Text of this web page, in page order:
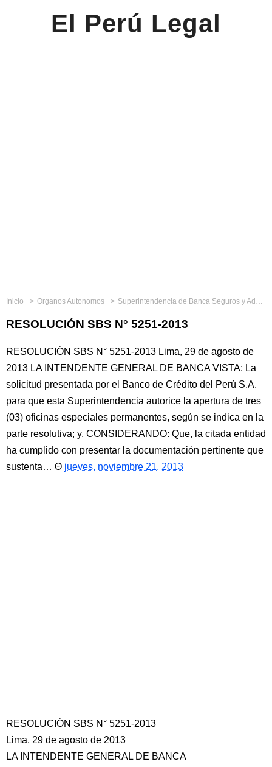
El Perú Legal
Inicio Organos Autonomos Superintendencia de Banca Seguros y Administradoras Privadas de Fondos de Pensiones
RESOLUCIÓN SBS N° 5251-2013
RESOLUCIÓN SBS N° 5251-2013 Lima, 29 de agosto de
2013 LA INTENDENTE GENERAL DE BANCA VISTA: La
solicitud presentada por el Banco de Crédito del Perú S.A.
para que esta Superintendencia autorice la apertura de tres
(03) oficinas especiales permanentes, según se indica en la
parte resolutiva; y, CONSIDERANDO: Que, la citada entidad
ha cumplido con presentar la documentación pertinente que
sustenta…
jueves, noviembre 21, 2013
RESOLUCIÓN SBS N° 5251-2013
Lima, 29 de agosto de 2013
LA INTENDENTE GENERAL DE BANCA